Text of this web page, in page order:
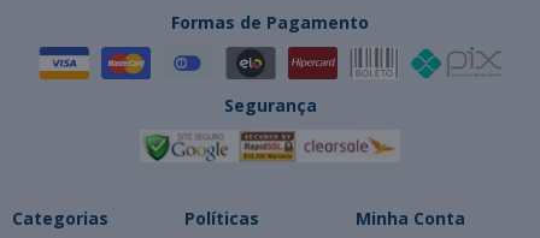
Formas de Pagamento
Segurança
Categorias Políticas Minha Conta